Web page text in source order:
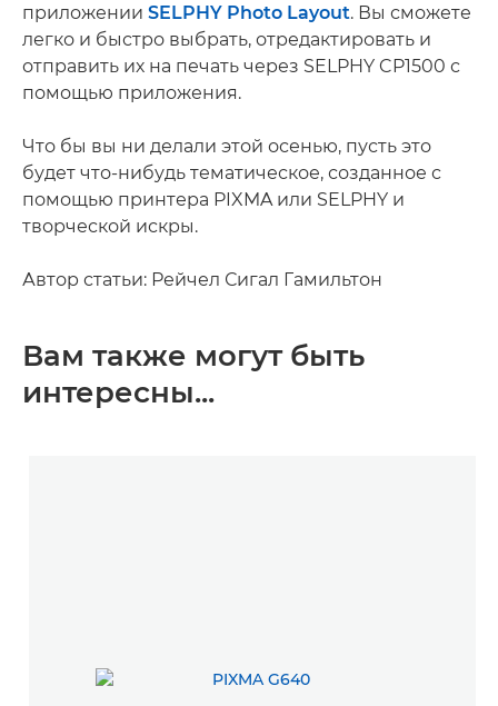
приложении SELPHY Photo Layout. Вы сможете
легко и быстро выбрать, отредактировать и
отправить их на печать через SELPHY CP1500 с
помощью приложения.
Что бы вы ни делали этой осенью, пусть это
будет что-нибудь тематическое, созданное с
помощью принтера PIXMA или SELPHY и
творческой искры.
Автор статьи: Рейчел Сигал Гамильтон
Вам также могут быть
интересны...